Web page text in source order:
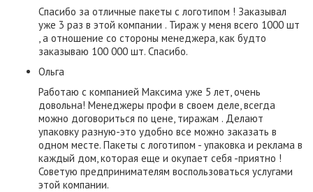
Спасибо за отличные пакеты с логотипом ! Заказывал
уже 3 раз в этой компании . Тираж у меня всего 1000 шт
, а отношение со стороны менеджера, как будто
заказываю 100 000 шт. Спасибо.
Ольга
Работаю с компанией Максима уже 5 лет, очень
довольна! Менеджеры профи в своем деле, всегда
можно договориться по цене, тиражам . Делают
упаковку разную-это удобно все можно заказать в
одном месте. Пакеты с логотипом - упаковка и реклама в
каждый дом, которая еще и окупает себя -приятно !
Советую предпринимателям воспользоваться услугами
этой компании.